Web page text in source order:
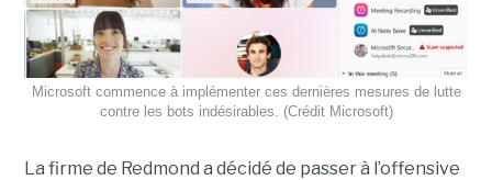
Microsoft commence à implémenter ces dernières mesures de lutte
contre les bots indésirables. (Crédit Microsoft)
La firme de Redmond a décidé de passer à l’offensive